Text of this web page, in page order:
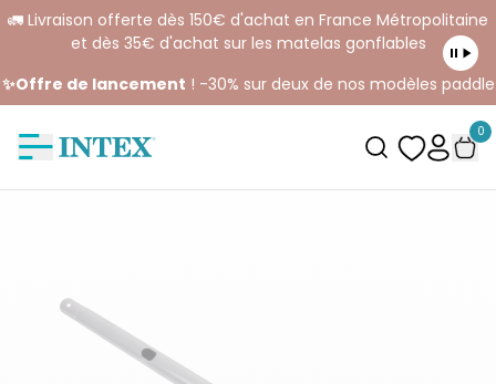
🚛 Livraison offerte dès 150€ d'achat en France Métropolitaine
et dès 35€ d'achat sur les matelas gonflables
✨Offre de lancement ! -30% sur deux de nos modèles paddle
0